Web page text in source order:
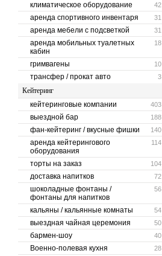
42
климатическое оборудование
31
аренда спортивного инвентаря
31
аренда мебели с подсветкой
18
аренда мобильных туалетных
кабин
10
гримвагены
3
трансфер / прокат авто
Кейтеринг
403
кейтеринговые компании
188
выездной бар
140
фан-кейтеринг / вкусные фишки
114
аренда кейтерингового
оборудования
104
торты на заказ
72
доставка напитков
56
шоколадные фонтаны /
фонтаны для напитков
54
кальяны / кальянные комнаты
50
выездная чайная церемония
40
бармен-шоу
28
Военно-полевая кухня